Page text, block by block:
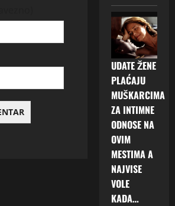
UDATE ŽENE
PLAĆAJU
MUŠKARCIMA
ZA INTIMNE
ODNOSE NA
OVIM
MESTIMA A
NAJVISE
VOLE
KADA…